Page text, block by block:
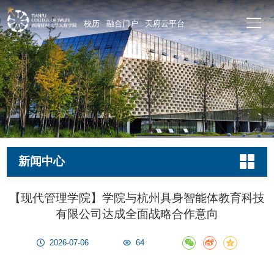
校历 融合门户 天府云平台
新闻中心
【现代管理学院】学院与杭州具身智能体教育科技
有限公司达成全面战略合作意向
2026-07-06 64